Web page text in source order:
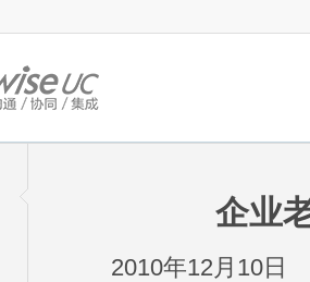
企业
2010年12月10日